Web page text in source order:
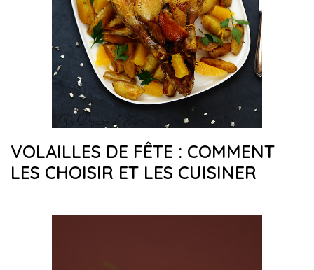
VOLAILLES DE FÊTE : COMMENT
LES CHOISIR ET LES CUISINER